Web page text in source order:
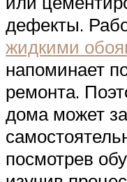
дефекты.
жидкими
напоминает
ремонта.
дома может
посмотрев